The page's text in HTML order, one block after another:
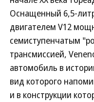
Оснащенный 6,5-
двигателем V12
семиступенчатым
трансмиссией,
автомобиль в
вид которого
и в конструкции